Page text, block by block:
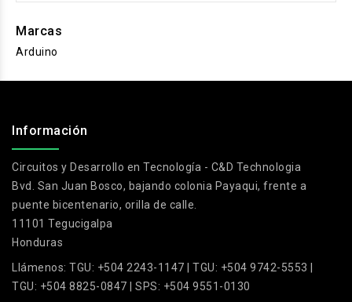
Marcas
Arduino
Información
Circuitos y Desarrollo en Tecnología - C&D Technologia
Bvd. San Juan Bosco, bajando colonia Payaqui, frente a
puente bicentenario, orilla de calle.
11101 Tegucigalpa
Honduras
Llámenos: TGU: +504 2243-1147 | TGU: +504 9742-5553 |
TGU: +504 8825-0847 | SPS: +504 9551-0130